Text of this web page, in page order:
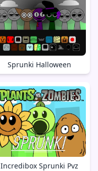
Sprunki Halloween
Incredibox Sprunki Pvz